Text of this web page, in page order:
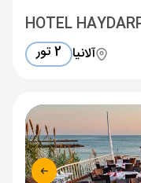
HOTEL
آلانیا 2 تور